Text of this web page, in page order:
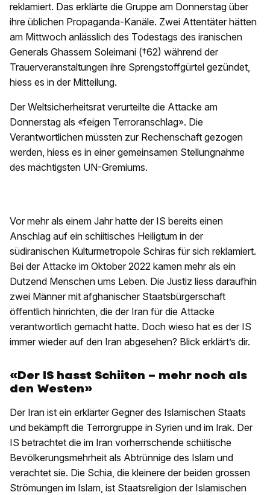
reklamiert. Das erklärte die Gruppe am Donnerstag über
ihre üblichen Propaganda-Kanäle. Zwei Attentäter hätten
am Mittwoch anlässlich des Todestags des iranischen
Generals Ghassem Soleimani (†62) während der
Trauerveranstaltungen ihre Sprengstoffgürtel gezündet,
hiess es in der Mitteilung.
Der Weltsicherheitsrat verurteilte die Attacke am
Donnerstag als «feigen Terroranschlag». Die
Verantwortlichen müssten zur Rechenschaft gezogen
werden, hiess es in einer gemeinsamen Stellungnahme
des mächtigsten UN-Gremiums.
Vor mehr als einem Jahr hatte der IS bereits einen
Anschlag auf ein schiitisches Heiligtum in der
südiranischen Kulturmetropole Schiras für sich reklamiert.
Bei der Attacke im Oktober 2022 kamen mehr als ein
Dutzend Menschen ums Leben. Die Justiz liess daraufhin
zwei Männer mit afghanischer Staatsbürgerschaft
öffentlich hinrichten, die der Iran für die Attacke
verantwortlich gemacht hatte. Doch wieso hat es der IS
immer wieder auf den Iran abgesehen? Blick erklärt’s dir.
«Der IS hasst Schiiten – mehr noch als
den Westen»
Der Iran ist ein erklärter Gegner des Islamischen Staats
und bekämpft die Terrorgruppe in Syrien und im Irak. Der
IS betrachtet die im Iran vorherrschende schiitische
Bevölkerungsmehrheit als Abtrünnige des Islam und
verachtet sie. Die Schia, die kleinere der beiden grossen
Strömungen im Islam, ist Staatsreligion der Islamischen